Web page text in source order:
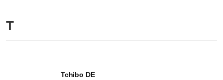
T
Tchibo DE